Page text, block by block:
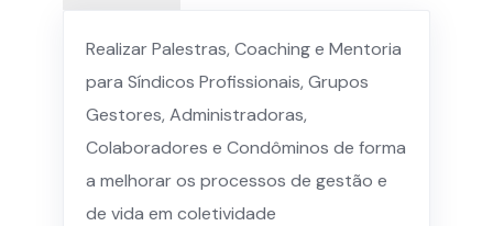
Realizar Palestras, Coaching e Mentoria
para Síndicos Profissionais, Grupos
Gestores, Administradoras,
Colaboradores e Condôminos de forma
a melhorar os processos de gestão e
de vida em coletividade